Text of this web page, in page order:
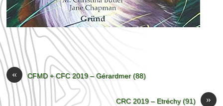
« CFMD + CFC 2019 – Gérardmer (88)
»
CRC 2019 – Etréchy (91)